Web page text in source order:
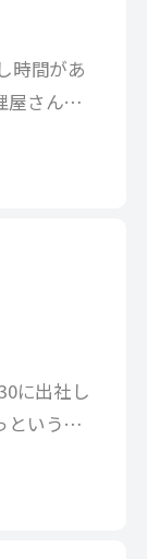
時間があ
屋さんの
に出社し
という間